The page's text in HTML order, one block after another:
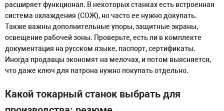
расширяет функционал. В некоторых станках есть встроенная
система охлаждения (СОЖ), но часто ее нужно докупать.
Также важны дополнительные упоры, защитные экраны,
освещение рабочей зоны. Проверьте, есть ли в комплекте
документация на русском языке, паспорт, сертификаты.
Иногда продавцы экономят на мелочах, и потом выясняется,
что даже ключ для патрона нужно покупать отдельно.
Какой токарный станок выбрать для